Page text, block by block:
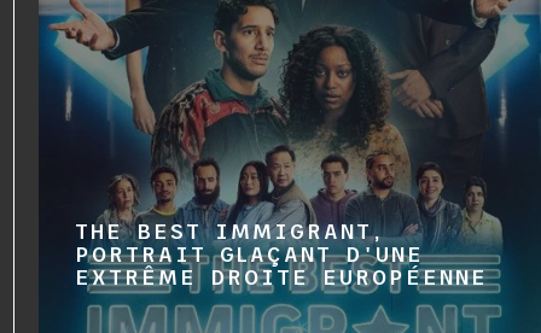
THE BEST IMMIGRANT,
PORTRAIT GLAÇANT D'UNE
EXTRÊME DROITE EUROPÉENNE